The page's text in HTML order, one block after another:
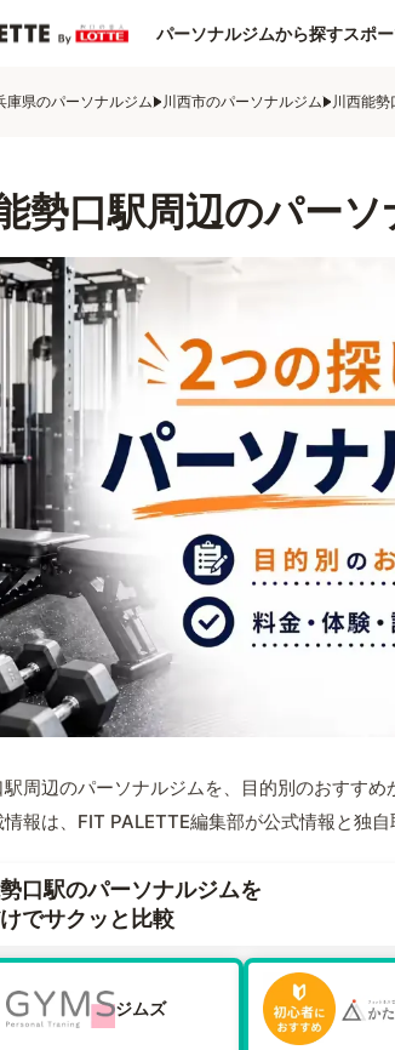
パーソナルジムから探すスポ
庫県のパーソナルジム 川西市のパーソナルジム 川西能
勢口駅周辺のパー
駅周辺のパーソナルジムを、目的別のおすす
情報は、FIT PALETTE編集部が公式情報と独自
口駅のパーソナルジムを
でサクッと比較
ジムズ